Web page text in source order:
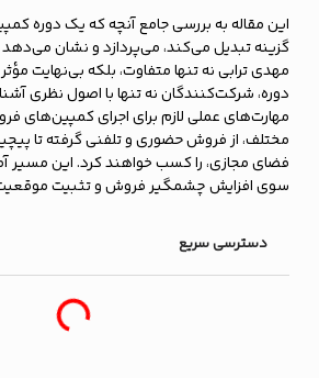
این مقاله به بررسی جامع آنچه که یک دوره
گزینه تبدیل می‌کند، می‌پردازد و نشان می‌دهد
مهدی ترابی نه تنها متفاوت، بلکه بی‌نهایت
دوره، شرکت‌کنندگان نه تنها با اصول نظری
مهارت‌های عملی لازم برای اجرای کمپین‌های
مختلف، از فروش حضوری و تلفنی گرفته تا
فضای مجازی، را کسب خواهند کرد. این مسیر
سوی افزایش چشمگیر فروش و تثبیت موقعیت
دسترسی سریع